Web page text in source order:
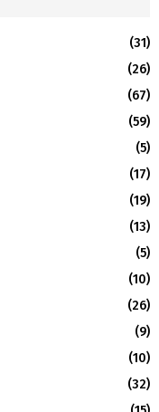
(31)
(26)
(67)
(59)
(5)
(17)
(19)
(13)
(5)
(10)
(26)
(9)
(10)
(32)